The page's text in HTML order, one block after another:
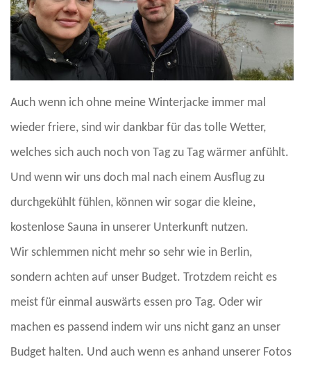
Auch wenn ich ohne meine Winterjacke immer mal
wieder friere, sind wir dankbar für das tolle Wetter,
welches sich auch noch von Tag zu Tag wärmer anfühlt.
Und wenn wir uns doch mal nach einem Ausflug zu
durchgekühlt fühlen, können wir sogar die kleine,
kostenlose Sauna in unserer Unterkunft nutzen.
Wir schlemmen nicht mehr so sehr wie in Berlin,
sondern achten auf unser Budget. Trotzdem reicht es
meist für einmal auswärts essen pro Tag. Oder wir
machen es passend indem wir uns nicht ganz an unser
Budget halten. Und auch wenn es anhand unserer Fotos